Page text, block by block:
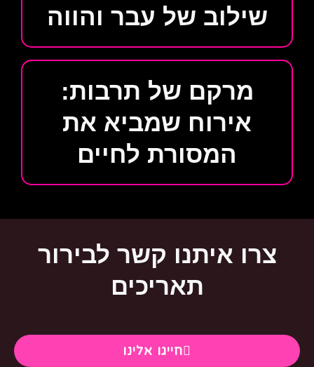
שילוב של עבר והווה
מרקם של תרבות:
אירוח שמביא את
המסורת לחיים
צרו איתנו קשר לבירור
תאריכים
חייגו אלינו